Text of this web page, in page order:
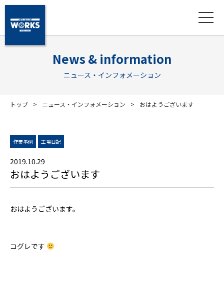
News & information
ニュース・インフォメーション
トップ ニュース・インフォメーション おはようございます
作業事例 工場日記
2019.10.29
おはようございます
おはようございます。
コグレです